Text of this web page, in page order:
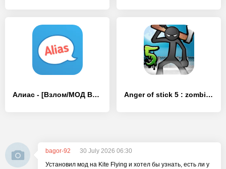
Алиас - [Взлом/МОД Все открыто] Anger of stick 5 : zombie - [Взлом/МОД Все открыто]
bagor-92
30 July 2026 06:30
Установил мод на Kite Flying и хотел бы узнать, есть ли у